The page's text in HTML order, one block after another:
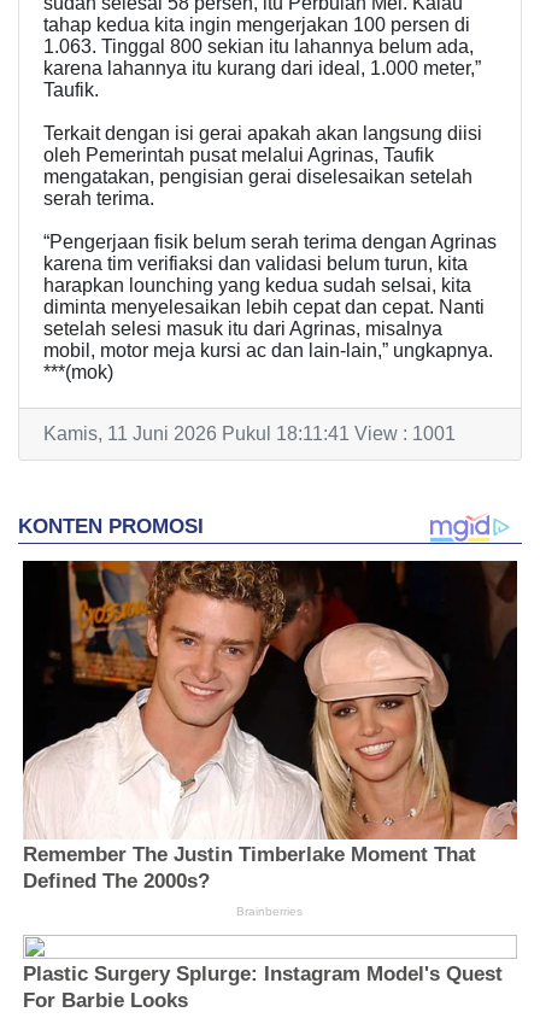
tahap kedua kita ingin mengerjakan 100 persen di
1.063. Tinggal 800 sekian itu lahannya belum ada,
karena lahannya itu kurang dari ideal, 1.000 meter,”
Taufik.
Terkait dengan isi gerai apakah akan langsung diisi
oleh Pemerintah pusat melalui Agrinas, Taufik
mengatakan, pengisian gerai diselesaikan setelah
serah terima.
“Pengerjaan fisik belum serah terima dengan Agrinas
karena tim verifiaksi dan validasi belum turun, kita
harapkan lounching yang kedua sudah selsai, kita
diminta menyelesaikan lebih cepat dan cepat. Nanti
setelah selesi masuk itu dari Agrinas, misalnya
mobil, motor meja kursi ac dan lain-lain,” ungkapnya.
***(mok)
Kamis, 11 Juni 2026 Pukul 18:11:41 View : 1001